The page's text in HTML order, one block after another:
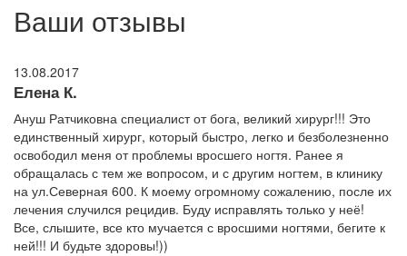
Ваши отзывы
13.08.2017
Елена К.
Ануш Ратчиковна специалист от бога, великий хирург!!! Это
единственный хирург, который быстро, легко и безболезненно
освободил меня от проблемы вросшего ногтя. Ранее я
обращалась с тем же вопросом, и с другим ногтем, в клинику
на ул.Северная 600. К моему огромному сожалению, после их
лечения случился рецидив. Буду исправлять только у неё!
Все, слышите, все кто мучается с вросшими ногтями, бегите к
ней!!! И будьте здоровы!))